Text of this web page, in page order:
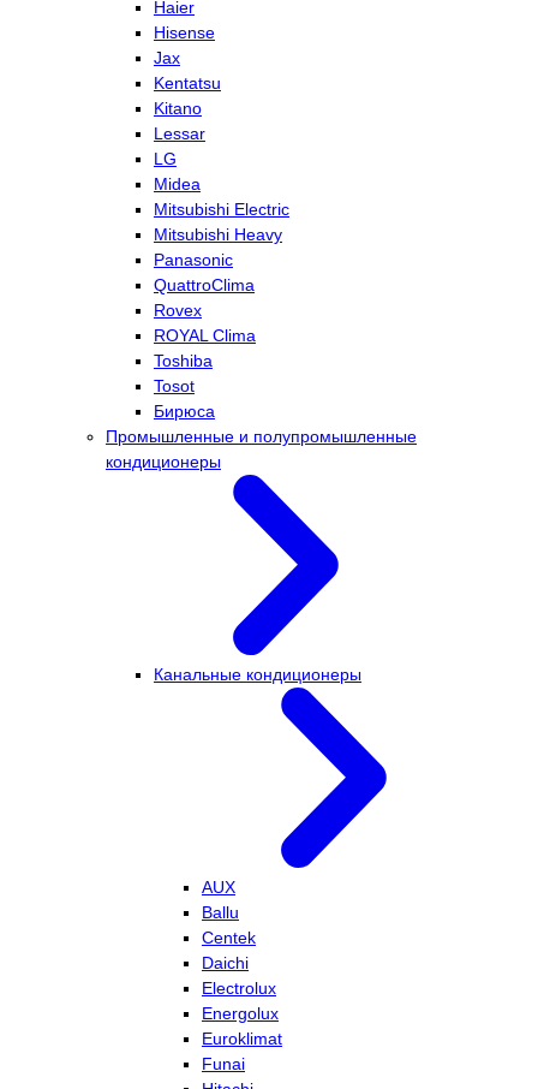
Haier
Hisense
Jax
Kentatsu
Kitano
Lessar
LG
Midea
Mitsubishi Electric
Mitsubishi Heavy
Panasonic
QuattroClima
Rovex
ROYAL Clima
Toshiba
Tosot
Бирюса
Промышленные и полупромышленные
кондиционеры
Канальные кондиционеры
AUX
Ballu
Centek
Daichi
Electrolux
Energolux
Euroklimat
Funai